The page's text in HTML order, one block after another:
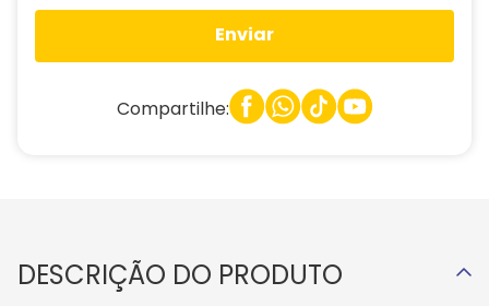
Enviar
Compartilhe:
DESCRIÇÃO DO PRODUTO